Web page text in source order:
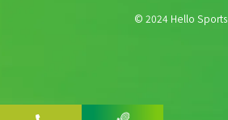
© 2024 Hello Sports